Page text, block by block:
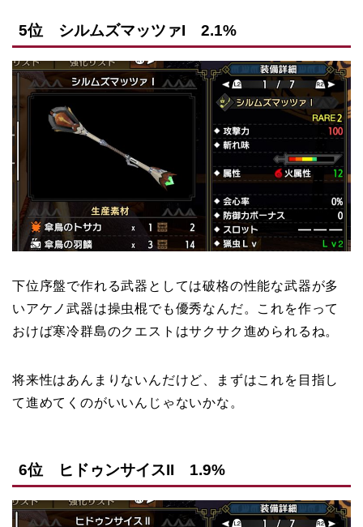
5位 シルムズマッツァI 2.1%
下位序盤で作れる武器としては破格の性能な武器が多
いアケノ武器は操虫棍でも優秀なんだ。これを作って
おけば寒冷群島のクエストはサクサク進められるね。
将来性はあんまりないんだけど、まずはこれを目指し
て進めてくのがいいんじゃないかな。
6位 ヒドゥンサイスII 1.9%